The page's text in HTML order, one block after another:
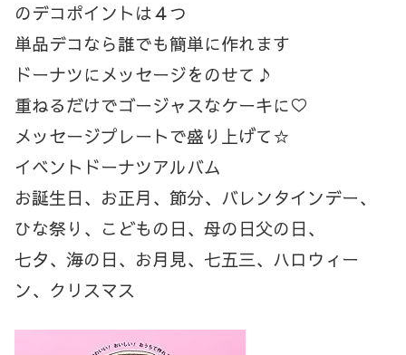
のデコポイントは４つ
単品デコなら誰でも簡単に作れます
ドーナツにメッセージをのせて♪
重ねるだけでゴージャスなケーキに♡
メッセージプレートで盛り上げて☆
イベントドーナツアルバム
お誕生日、お正月、節分、バレンタインデー、
ひな祭り、こどもの日、母の日父の日、
七夕、海の日、お月見、七五三、ハロウィー
ン、クリスマス